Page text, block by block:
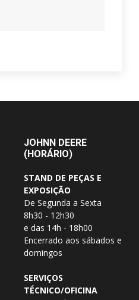
JOHNN DEERE
(HORÁRIO)
STAND DE PEÇAS E
EXPOSIÇÃO
De Segunda a Sexta
8h30 - 12h30
e das 14h - 18h00
Encerrado aos sábados e
domingos
SERVIÇOS
TÉCNICO/OFICINA